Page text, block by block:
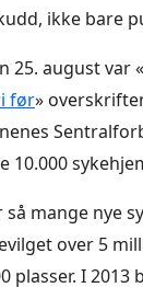
ikke bare
25. august var «
før»
mange nye
over 5
plasser. I